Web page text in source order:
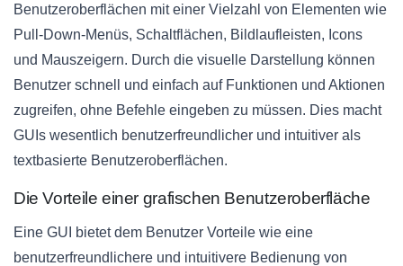
Benutzeroberflächen mit einer Vielzahl von Elementen wie
Pull-Down-Menüs, Schaltflächen, Bildlaufleisten, Icons
und Mauszeigern. Durch die visuelle Darstellung können
Benutzer schnell und einfach auf Funktionen und Aktionen
zugreifen, ohne Befehle eingeben zu müssen. Dies macht
GUIs wesentlich benutzerfreundlicher und intuitiver als
textbasierte Benutzeroberflächen.
Die Vorteile einer grafischen Benutzeroberfläche
Eine GUI bietet dem Benutzer Vorteile wie eine
benutzerfreundlichere und intuitivere Bedienung von